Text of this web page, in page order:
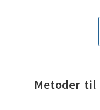
Metoder til